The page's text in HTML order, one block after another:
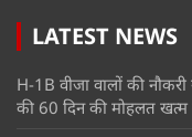
LATEST NEWS
H-1B वीजा वालों की
की 60 दिन की मोहलत खत्म